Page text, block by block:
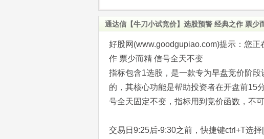
通达信【牛刀小试竞价】选股预警 经典之作 票少
好股网(www.goodgupiao.com)提示：您
作 票少而精 信号全天不变
指标包含1选股，是一款专为早盘竞价阶
的，其核心功能是帮助投资者在开盘前15
号全天固定不变，指标用到竞价函数，不
交易日9:25后-9:30之前，快捷键ctrl+T选